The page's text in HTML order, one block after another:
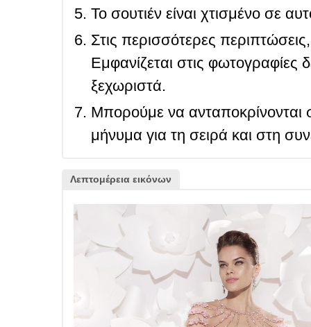
Το σουτιέν είναι χτισμένο σε
Στις περισσότερες
Εμφανίζεται στις φωτογραφίες
ξεχωριστά.
Μπορούμε να ανταποκρίνονται
μήνυμα για τη σειρά και στη
Λεπτομέρεια εικόνων